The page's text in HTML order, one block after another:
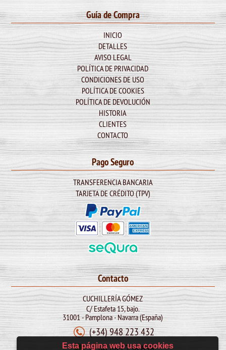
Guía de Compra
INICIO
DETALLES
AVISO LEGAL
POLÍTICA DE PRIVACIDAD
CONDICIONES DE USO
POLÍTICA DE COOKIES
POLÍTICA DE DEVOLUCIÓN
HISTORIA
CLIENTES
CONTACTO
Pago Seguro
TRANSFERENCIA BANCARIA
TARJETA DE CRÉDITO (TPV)
Contacto
CUCHILLERÍA GÓMEZ
C/ Estafeta 15, bajo.
31001 - Pamplona - Navarra (España)
(+34) 948 223 432
Esta página web usa cookies